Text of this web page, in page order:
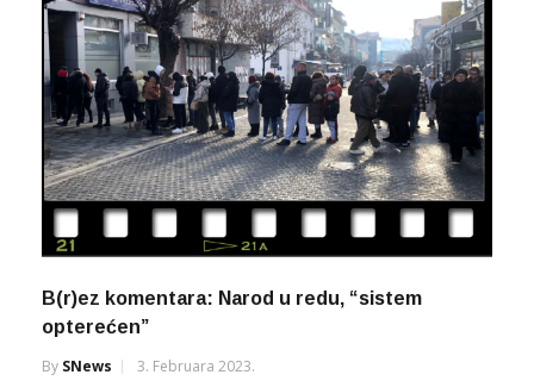
B(r)ez komentara: Narod u redu, “sistem
opterećen”
By SNews 3. Februara 2023.